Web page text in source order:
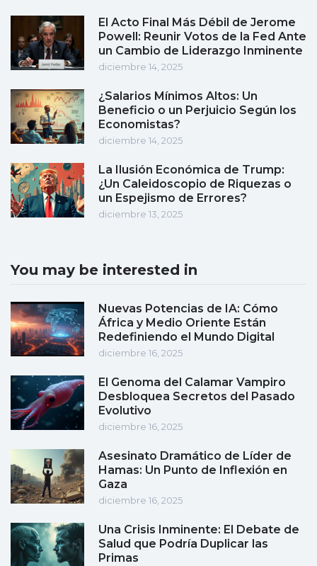
El Acto Final Más Débil de Jerome
Powell: Reunir Votos de la Fed Ante
un Cambio de Liderazgo Inminente
diciembre 14, 2025
¿Salarios Mínimos Altos: Un
Beneficio o un Perjuicio Según los
Economistas?
diciembre 14, 2025
La Ilusión Económica de Trump:
¿Un Caleidoscopio de Riquezas o
un Espejismo de Errores?
diciembre 13, 2025
You may be interested in
Nuevas Potencias de IA: Cómo
África y Medio Oriente Están
Redefiniendo el Mundo Digital
diciembre 16, 2025
El Genoma del Calamar Vampiro
Desbloquea Secretos del Pasado
Evolutivo
diciembre 16, 2025
Asesinato Dramático de Líder de
Hamas: Un Punto de Inflexión en
Gaza
diciembre 16, 2025
Una Crisis Inminente: El Debate de
Salud que Podría Duplicar las
Primas